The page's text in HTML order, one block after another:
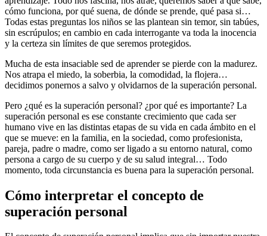
cómo funciona, por qué suena, de dónde se prende, qué pasa si…
Todas estas preguntas los niños se las plantean sin temor, sin tabúes,
sin escrúpulos; en cambio en cada interrogante va toda la inocencia
y la certeza sin límites de que seremos protegidos.
Mucha de esta insaciable sed de aprender se pierde con la madurez.
Nos atrapa el miedo, la soberbia, la comodidad, la flojera…
decidimos ponernos a salvo y olvidarnos de la superación personal.
Pero ¿qué es la superación personal? ¿por qué es importante? La
superación personal es ese constante crecimiento que cada ser
humano vive en las distintas etapas de su vida en cada ámbito en el
que se mueve: en la familia, en la sociedad, como profesionista,
pareja, padre o madre, como ser ligado a su entorno natural, como
persona a cargo de su cuerpo y de su salud integral… Todo
momento, toda circunstancia es buena para la superación personal.
Cómo interpretar el concepto de
superación personal